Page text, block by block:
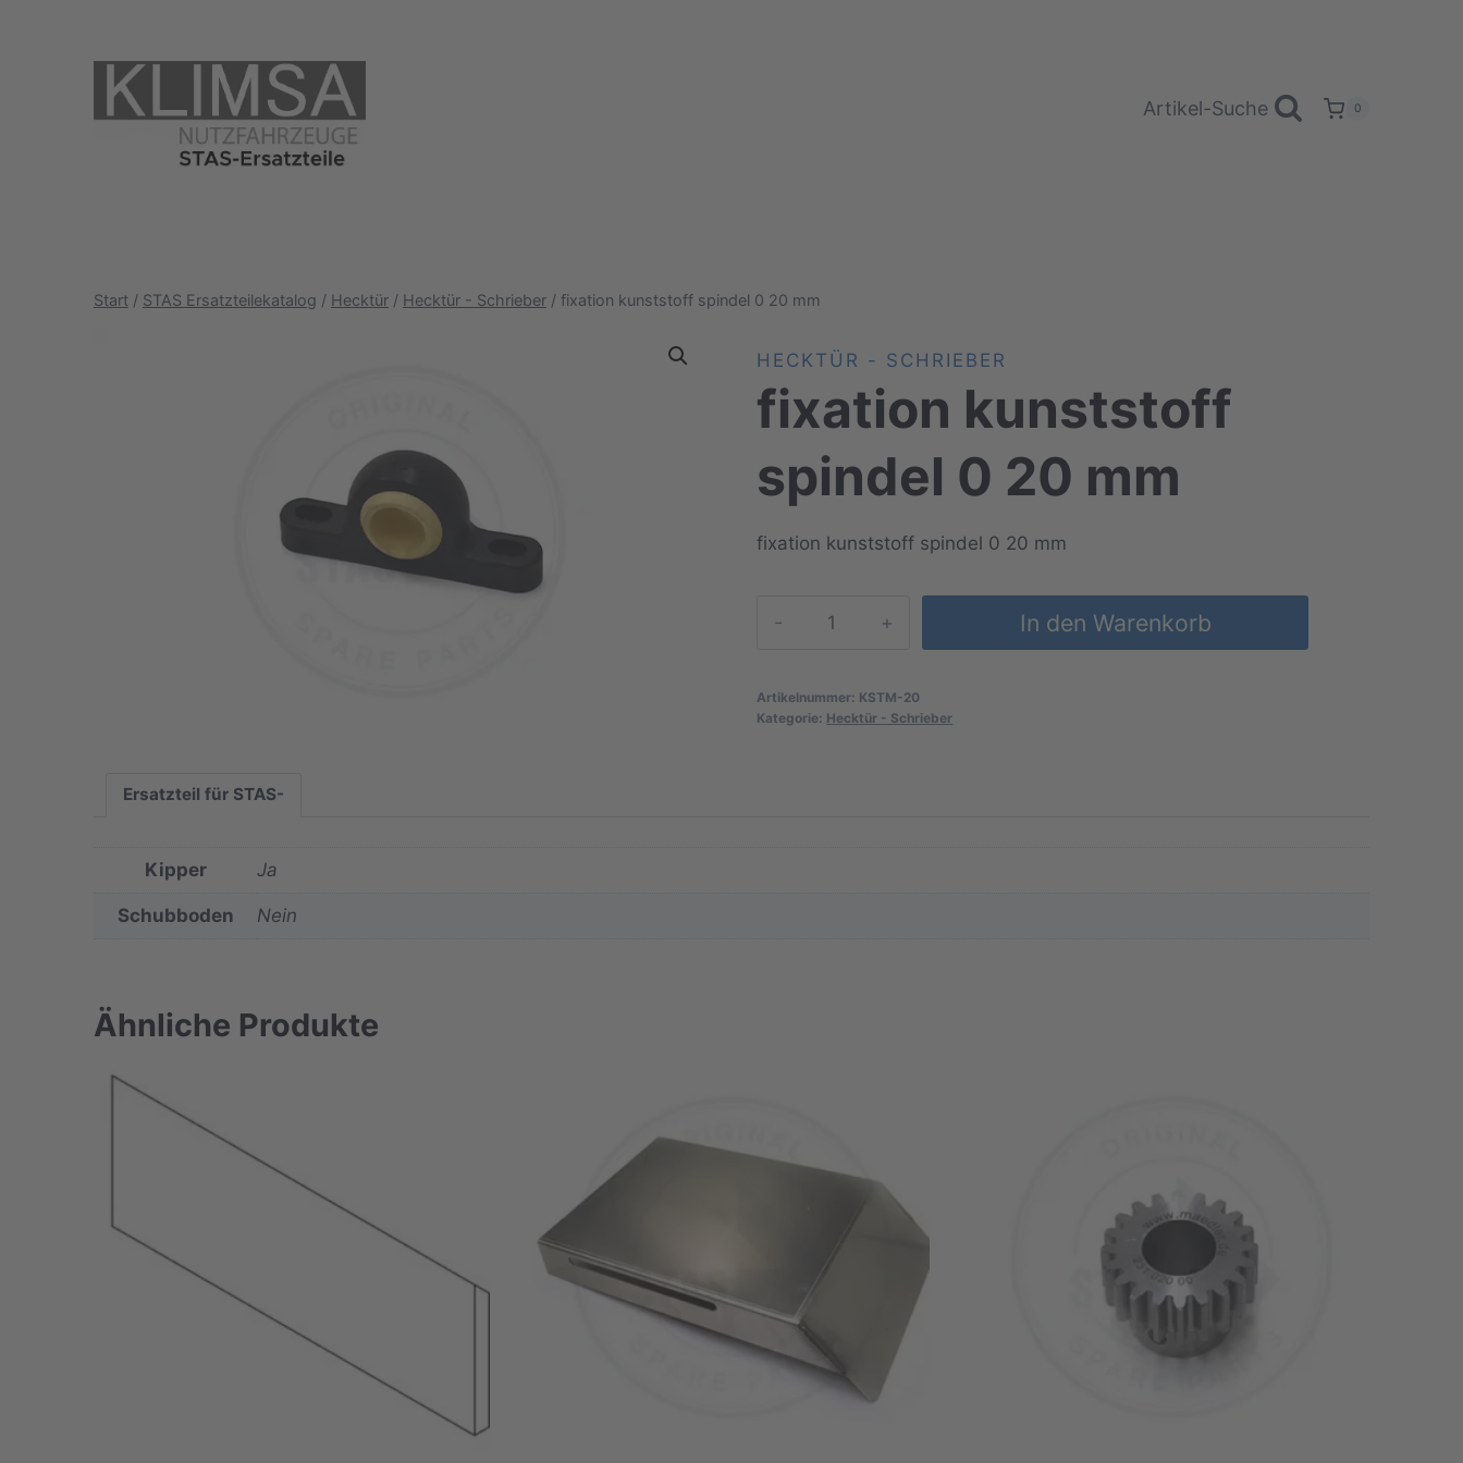
Artikel-Suche 0
Start / STAS Ersatzteilekatalog / Hecktür / Hecktür - Schrieber / fixation kunststoff spindel 0 20 mm
HECKTÜR - SCHRIEBER
fixation kunststoff
spindel 0 20 mm
fixation kunststoff spindel 0 20 mm
0
20
In den Warenkorb
Artikelnummer: KSTM-20
Kategorie: Hecktür - Schrieber
Ersatzteil für STAS-
Kipper Ja
Schubboden Nein
Ähnliche Produkte